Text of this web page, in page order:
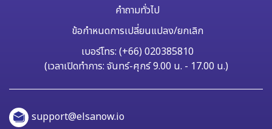
คำถามทั่วไป
ข้อกำหนดการเปลี่ยนแปลง/ยกเลิก
เบอร์โทร: (+66) 020385810
(เวลาเปิดทำการ: จันทร์-ศุกร์ 9.00 น. - 17.00 น.)
support@elsanow.io